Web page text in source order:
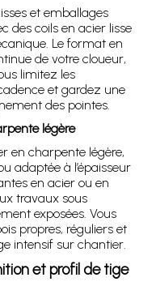
et emballages
des coils en acier lisse
Le format en
de votre cloueur,
limitez les
et gardez une
des pointes.
légère
en charpente légère,
adaptée à l’épaisseur
en acier ou en
travaux sous
exposées. Vous
propres, réguliers et
intensif sur chantier.
et profil de tige